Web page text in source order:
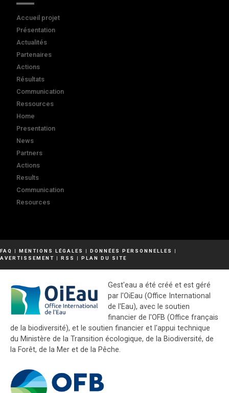
Accueil projet
Présentation
Actualités
Partenaires
Actions
Résultats
Communication
Ressources
Home
Presentation
News
Partners
Actions
Results
Communication
Resources
FAQ | MENTIONS LÉGALES | DONNÉES PERSONNELLES
|
AVERTISSEMENT | RSS | PLAN DU SITE
Gest'eau a été créé et est géré
par l'OiEau (Office International
de l'Eau), avec le soutien
financier de l'OFB (Office français
de la biodiversité), et le soutien financier et l'appui technique
du Ministère de la Transition écologique, de la Biodiversité, de
la Forêt, de la Mer et de la Pêche.